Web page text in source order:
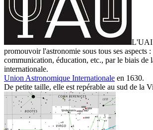
L'UAI
promouvoir l'astronomie sous tous ses aspects :
communication, éducation, etc., par le biais de
internationale.
Union Astronomique Internationale en 1630.
De petite taille, elle est repérable au sud de la